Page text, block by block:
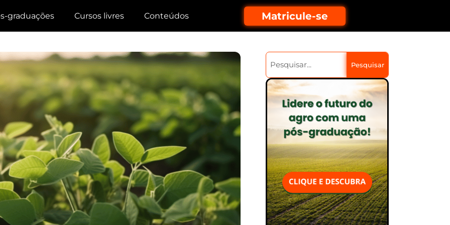
graduações Cursos livres Conteúdos Matricule-se
Pesquisar